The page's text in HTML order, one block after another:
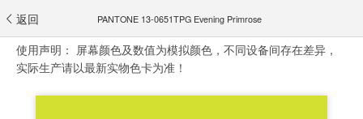
返回 PANTONE 13-0651TPG Evening Primrose
使用声明： 屏幕颜色及数值为模拟颜色，不同设备间存在差异，
实际生产请以最新实物色卡为准！